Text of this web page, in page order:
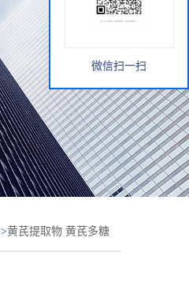
>黄芪提取物 黄芪多糖
微信扫一扫